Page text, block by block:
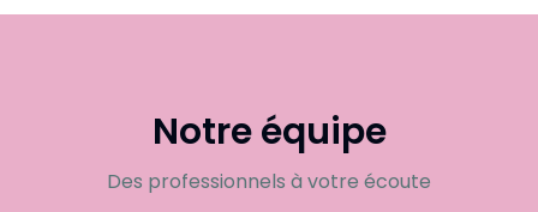
Notre équipe
Des professionnels à votre écoute